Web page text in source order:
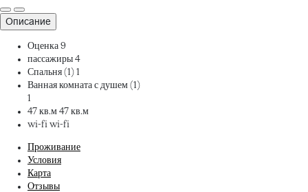
Описание
Оценка 9
пассажиры 4
Спальня (1) 1
Ванная комната с душем (1)
1
47 кв.м 47 кв.м
wi-fi wi-fi
Проживание
Условия
Карта
Отзывы